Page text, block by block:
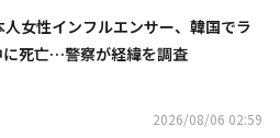
人女性インフルエンサー、韓国でラ
に死亡…警察が経緯を調査
2026/08/06 02:59